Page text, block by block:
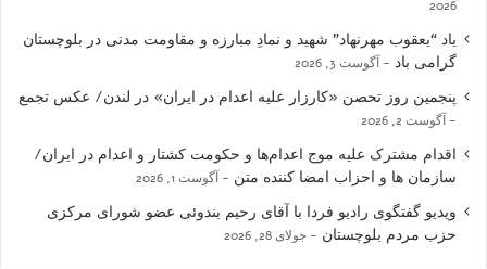
2026
یاد “یعقوب مهرنهاد” شهید و نمادِ مبارزه و مقاومت مدنی در بلوچستان
گرامی باد
آگوست 3, 2026
پنجمین روز تحصن «کارزار علیه اعدام در ایران» در لندن/ عکس تجمع
آگوست 2, 2026
اقدام مشترک علیه موج اعدام‌ها و حکومت کشتار و اعدام در ایران/
سازمان ها و احزاب امضا کننده متن
آگوست 1, 2026
ویدیو گفتگوی رادیو فردا با آقای رحیم بندوئی عضو شورای مرکزی
حزب مردم بلوچستان
جولای 28, 2026